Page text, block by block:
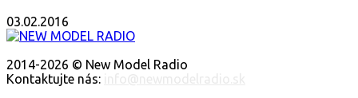
03.02.2016
2014-2026 © New Model Radio
Kontaktujte nás: